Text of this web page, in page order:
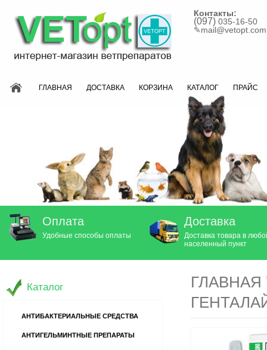
Контакты:
(097) 035-16-50
✎mail@vetopt.com
ГЛАВНАЯ ДОСТАВКА КОРЗИНА КАТАЛОГ ПРАЙС
Оплата
Удобные способы оплаты
Доставка
Доставка товара в
населенный пункт
ГЛАВНАЯ
Каталог
АНТИБАКТЕРИАЛЬНЫЕ СРЕДСТВА
АНТИГЕЛЬМИНТНЫЕ ПРЕПАРАТЫ